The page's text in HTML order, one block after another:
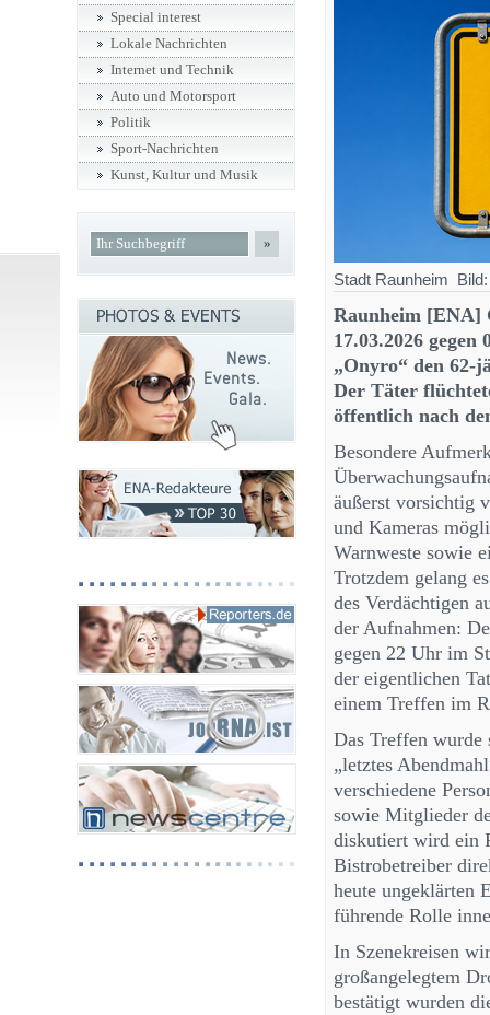
Stadt Raunheim
Raunheim [ENA]
17.03.2026
„Onyro“ den 62-
Der Täter
öffentlich nach
Besondere
äußerst vorsichtig
und Kameras
Warnweste sowie
Trotzdem gelang
des Verdächtigen
der Aufnahmen:
gegen 22 Uhr im
der eigentlichen
einem Treffen im
Das Treffen
„letztes
verschiedene
sowie Mitglieder
diskutiert wird ein
Bistrobetreiber
heute ungeklärten
führende Rolle
In Szenekreisen
großangelegtem
bestätigt wurden
Special interest
Lokale Nachrichten
Internet und Technik
Auto und Motorsport
Politik
Sport-Nachrichten
Kunst, Kultur und Musik
»